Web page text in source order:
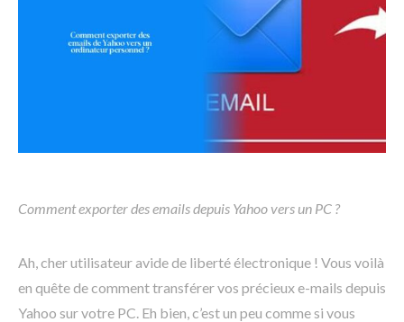
Comment exporter des emails depuis Yahoo vers un PC ?
Ah, cher utilisateur avide de liberté électronique ! Vous voilà
en quête de comment transférer vos précieux e-mails depuis
Yahoo sur votre PC. Eh bien, c’est un peu comme si vous